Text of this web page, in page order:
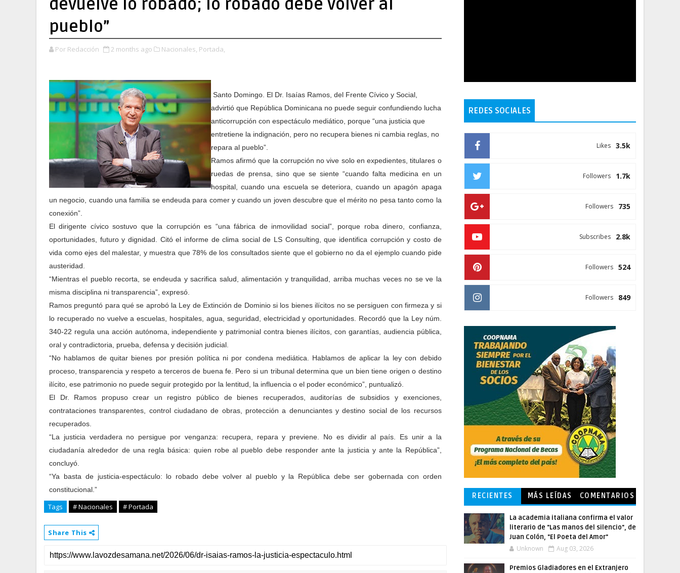
devuelve lo robado; lo robado debe volver al
pueblo”
Por Redacción 2 months ago Nacionales, Portada,
Santo Domingo. El Dr. Isaías Ramos, del Frente Cívico y Social,
advirtió que República Dominicana no puede seguir confundiendo lucha
anticorrupción con espectáculo mediático, porque “una justicia que
entretiene la indignación, pero no recupera bienes ni cambia reglas, no
repara al pueblo”.
Ramos afirmó que la corrupción no vive solo en expedientes, titulares o
ruedas de prensa, sino que se siente “cuando falta medicina en un
hospital, cuando una escuela se deteriora, cuando un apagón apaga
un negocio, cuando una familia se endeuda para comer y cuando un joven descubre que el mérito no pesa tanto como la
conexión”.
El dirigente cívico sostuvo que la corrupción es “una fábrica de inmovilidad social”, porque roba dinero, confianza,
oportunidades, futuro y dignidad. Citó el informe de clima social de LS Consulting, que identifica corrupción y costo de
vida como ejes del malestar, y muestra que 78% de los consultados siente que el gobierno no da el ejemplo cuando pide
austeridad.
“Mientras el pueblo recorta, se endeuda y sacrifica salud, alimentación y tranquilidad, arriba muchas veces no se ve la
misma disciplina ni transparencia”, expresó.
Ramos preguntó para qué se aprobó la Ley de Extinción de Dominio si los bienes ilícitos no se persiguen con firmeza y si
lo recuperado no vuelve a escuelas, hospitales, agua, seguridad, electricidad y oportunidades. Recordó que la Ley núm.
340-22 regula una acción autónoma, independiente y patrimonial contra bienes ilícitos, con garantías, audiencia pública,
oral y contradictoria, prueba, defensa y decisión judicial.
“No hablamos de quitar bienes por presión política ni por condena mediática. Hablamos de aplicar la ley con debido
proceso, transparencia y respeto a terceros de buena fe. Pero si un tribunal determina que un bien tiene origen o destino
ilícito, ese patrimonio no puede seguir protegido por la lentitud, la influencia o el poder económico”, puntualizó.
El Dr. Ramos propuso crear un registro público de bienes recuperados, auditorías de subsidios y exenciones,
contrataciones transparentes, control ciudadano de obras, protección a denunciantes y destino social de los recursos
recuperados.
“La justicia verdadera no persigue por venganza: recupera, repara y previene. No es dividir al país. Es unir a la
ciudadanía alrededor de una regla básica: quien robe al pueblo debe responder ante la justicia y ante la República”,
concluyó.
“Ya basta de justicia-espectáculo: lo robado debe volver al pueblo y la República debe ser gobernada con orden
constitucional.”
Tags # Nacionales # Portada
Share This
REDES SOCIALES
3.5k
Likes
1.7k
Followers
735
Followers
2.8k
Subscribes
524
Followers
849
Followers
RECIENTES MÁS LEÍDAS COMENTARIOS
La academia italiana confirma el valor
literario de "Las manos del silencio", de
Juan Colón, "El Poeta del Amor"
Unknown Aug 03, 2026
Premios Gladiadores en el Extranjero